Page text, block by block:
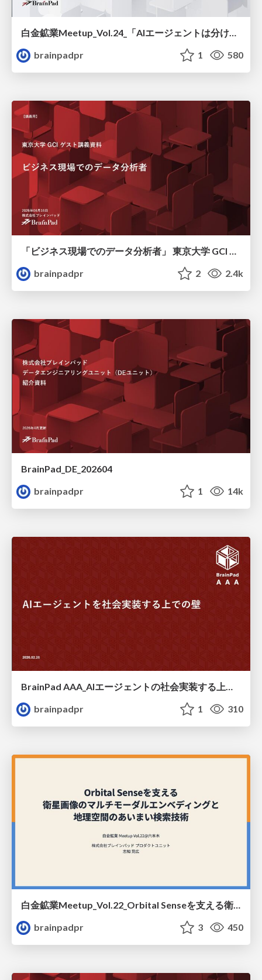
白金鉱業Meetup_Vol.24_「AIエージェントは分けるほど良い」は本当か？ / Is it true that “the more you divide AI agents, the better”?
brainpadpr
1 580
brainpadpr
2 2.4k
BrainPad_DE_202604
brainpadpr
1 14k
BrainPad AAA_AIエージェントの社会実装する上での壁 / Barriers to the Social Implementation of AI Agents
brainpadpr
1 310
白金鉱業Meetup_Vol.22_Orbital Senseを支える衛星画像のマルチモーダルエンベディングと地理空間のあいまい検索技術
brainpadpr
3 450